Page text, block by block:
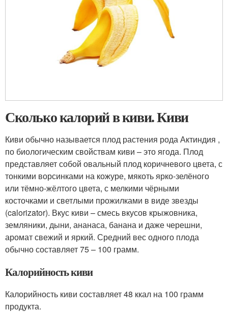
Сколько калорий в киви. Киви
Киви обычно называется плод растения рода Актиндия ,
по биологическим свойствам киви – это ягода. Плод
представляет собой овальный плод коричневого цвета, с
тонкими ворсинками на кожуре, мякоть ярко-зелёного
или тёмно-жёлтого цвета, с мелкими чёрными
косточками и светлыми прожилками в виде звезды
(calorizator). Вкус киви – смесь вкусов крыжовника,
земляники, дыни, ананаса, банана и даже черешни,
аромат свежий и яркий. Средний вес одного плода
обычно составляет 75 – 100 грамм.
Калорийность киви
Калорийность киви составляет 48 ккал на 100 грамм
продукта.